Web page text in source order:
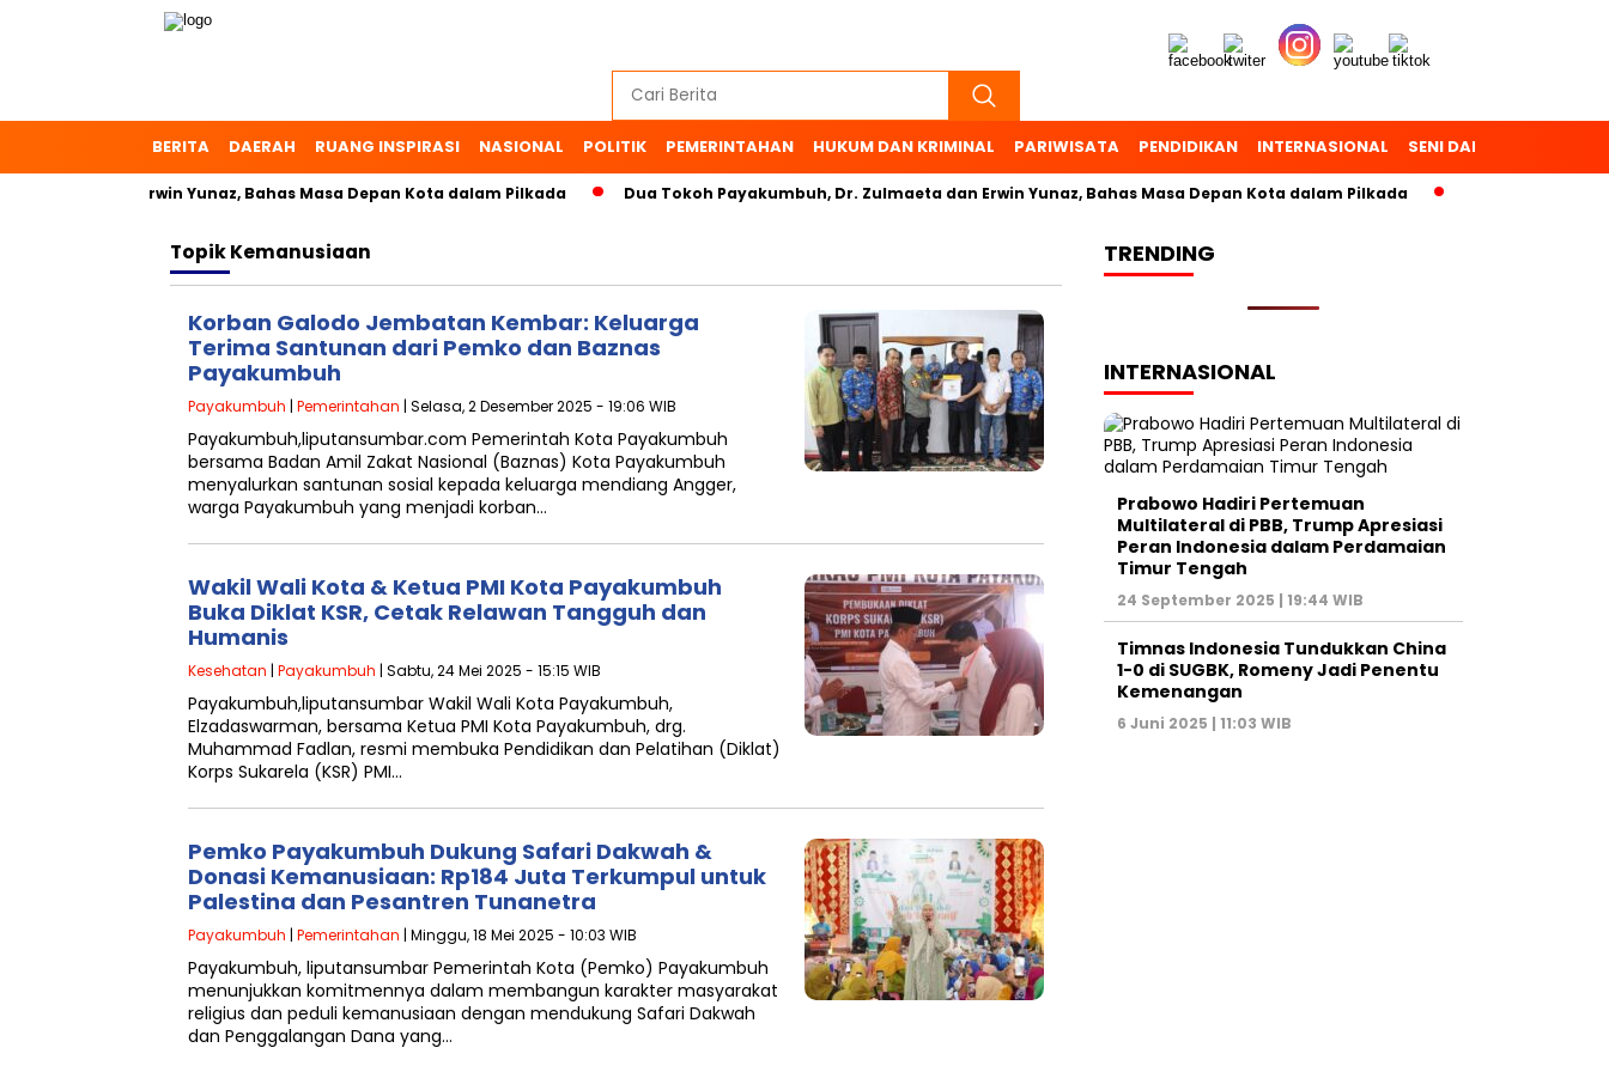
BERITA DAERAH RUANG INSPIRASI NASIONAL POLITIK PEMERINTAHAN HUKUM DAN KRIMINAL PARIWISATA PENDIDIKAN INTERNASIONAL SENI DAN BUDAYA
dan Erwin Yunaz, Bahas Masa Depan Kota dalam Pilkada Dua Tokoh Payakumbuh, Dr. Zulmaeta dan Erwin Yunaz, Bahas Masa Depan Kota dalam Pilkada
TopikKemanusiaan
Korban Galodo Jembatan Kembar: Keluarga
Terima Santunan dari Pemko dan Baznas
Payakumbuh
Payakumbuh | Pemerintahan | Selasa, 2 Desember 2025 - 19:06 WIB
Payakumbuh,liputansumbar.com Pemerintah Kota Payakumbuh
bersama Badan Amil Zakat Nasional (Baznas) Kota Payakumbuh
menyalurkan santunan sosial kepada keluarga mendiang Angger,
warga Payakumbuh yang menjadi korban…
Wakil Wali Kota & Ketua PMI Kota Payakumbuh
Buka Diklat KSR, Cetak Relawan Tangguh dan
Humanis
Kesehatan | Payakumbuh | Sabtu, 24 Mei 2025 - 15:15 WIB
Payakumbuh,liputansumbar Wakil Wali Kota Payakumbuh,
Elzadaswarman, bersama Ketua PMI Kota Payakumbuh, drg.
Muhammad Fadlan, resmi membuka Pendidikan dan Pelatihan (Diklat)
Korps Sukarela (KSR) PMI…
Pemko Payakumbuh Dukung Safari Dakwah &
Donasi Kemanusiaan: Rp184 Juta Terkumpul untuk
Palestina dan Pesantren Tunanetra
Payakumbuh | Pemerintahan | Minggu, 18 Mei 2025 - 10:03 WIB
Payakumbuh, liputansumbar Pemerintah Kota (Pemko) Payakumbuh
menunjukkan komitmennya dalam membangun karakter masyarakat
religius dan peduli kemanusiaan dengan mendukung Safari Dakwah
dan Penggalangan Dana yang…
TRENDING
INTERNASIONAL
Prabowo Hadiri Pertemuan
Multilateral di PBB, Trump Apresiasi
Peran Indonesia dalam Perdamaian
Timur Tengah
24 September 2025 | 19:44 WIB
Timnas Indonesia Tundukkan China
1-0 di SUGBK, Romeny Jadi Penentu
Kemenangan
6 Juni 2025 | 11:03 WIB